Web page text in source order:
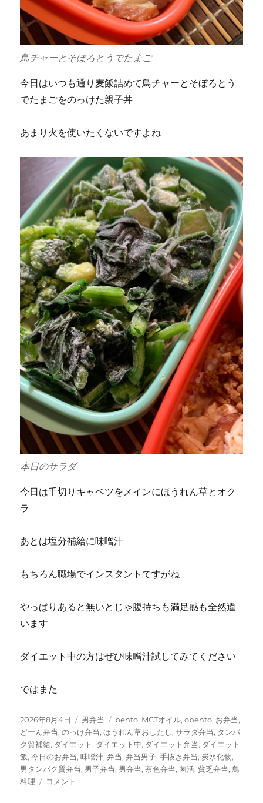
鳥チャーとそぼろとうでたまご
今日はいつも通り麦飯詰めて鳥チャーとそぼろとう
でたまごをのっけた親子丼
あまり火を使いたくないですよね
本日のサラダ
今日は千切りキャベツをメインにほうれん草とオク
ラ
あとは塩分補給に味噌汁
もちろん職場でインスタントですがね
やっぱりあると無いとじゃ腹持ちも満足感も全然違
います
ダイエット中の方はぜひ味噌汁試してみてください
ではまた
投
稿
日:
2026年8月4日
カ
テ
ゴ
リ
ー
男弁当
タ
グ
bento, MCTオイル,obento, お弁当,
どーん弁当,のっけ弁当,ほうれん草おしたし,サラダ弁当, タンパ
ク質補給, ダイエット , ダイエット中, ダイエット弁当, ダイエット
飯,今日のお弁当,味噌汁,弁当,弁当男子,手抜き弁当, 炭水化物,
男タンパク質弁当, 男子弁当, 男弁当,茶色弁当,菌活,貧乏弁当, 鳥
料理
鳥
コメント